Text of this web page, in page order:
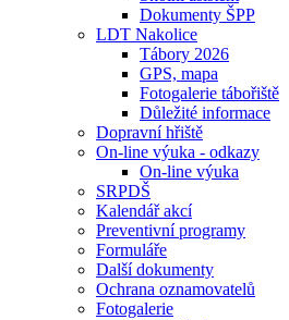
Dokumenty ŠPP
LDT Nakolice
Tábory 2026
GPS, mapa
Fotogalerie tábořiště
Důležité informace
Dopravní hřiště
On-line výuka - odkazy
On-line výuka
SRPDŠ
Kalendář akcí
Preventivní programy
Formuláře
Další dokumenty
Ochrana oznamovatelů
Fotogalerie